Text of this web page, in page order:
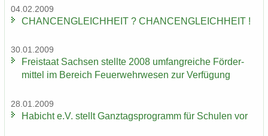
04.02.2009
CHAN­CEN­GLEICH­HEIT ? CHAN­CEN­GLEICH­HEIT !
30.01.2009
Frei­staat Sach­sen stell­te 2008 um­fang­rei­che För­der­
mit­tel im Be­reich Feu­er­wehr­we­sen zur Ver­fü­gung
28.01.2009
Ha­bicht e.V. stellt Ganz­tags­pro­gramm für Schu­len vor